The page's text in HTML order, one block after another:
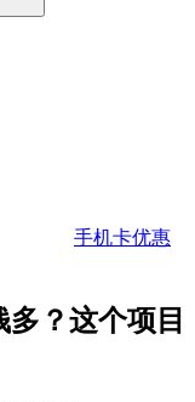
手机卡优惠
？这个项目